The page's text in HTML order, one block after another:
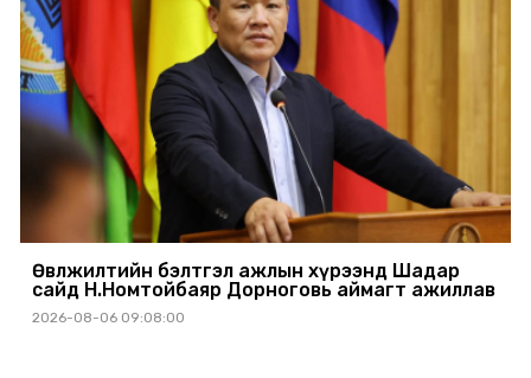
Өвөлжилтийн бэлтгэл ажлын хүрээнд Шадар
сайд Н.Номтойбаяр Дорноговь аймагт ажиллав
2026-08-06 09:08:00